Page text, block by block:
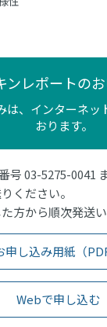
ンレポートの
は、インターネッ
おります。
号 03-5275-0041
ください。
方から順次発送い
申し込み用紙（PDF
Webで申し込む